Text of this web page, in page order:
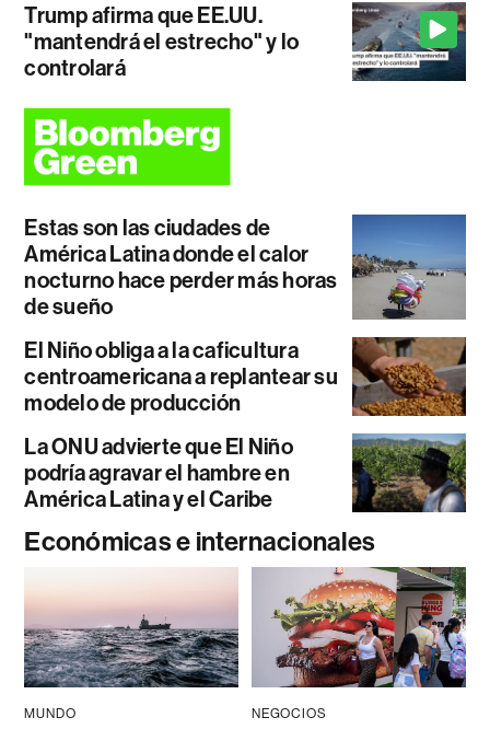
Trump afirma que EE.UU.
"mantendrá el estrecho" y lo
controlará
Estas son las ciudades de
América Latina donde el calor
nocturno hace perder más horas
de sueño
El Niño obliga a la caficultura
centroamericana a replantear su
modelo de producción
La ONU advierte que El Niño
podría agravar el hambre en
América Latina y el Caribe
Económicas e internacionales
MUNDO NEGOCIOS